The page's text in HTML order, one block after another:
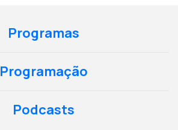
Programas
Programação
Podcasts